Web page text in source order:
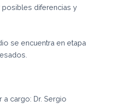
diferencias y
se encuentra en etapa
a cargo: Dr. Sergio